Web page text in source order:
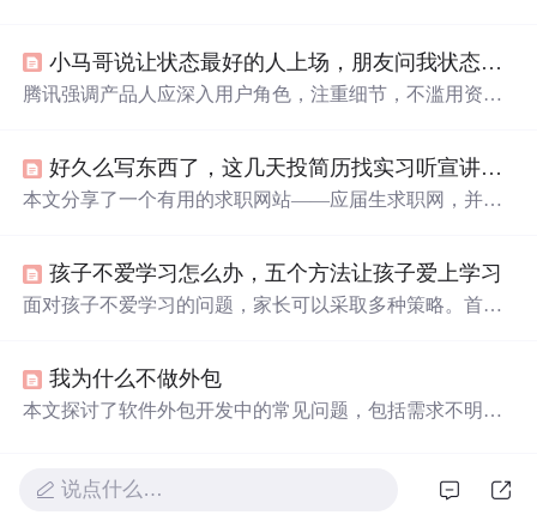
流失。真正的良性职场应建立在价值认同与共赢基础上，
通过有效激励满足员工多元需求，而非依赖单方面奉献。
小马哥说让状态最好的人上场，朋友问我状态怎样？
腾讯强调产品人应深入用户角色，注重细节，不滥用资
好久么写东西了，这几天投简历找实习听宣讲疯特了呀，搞得自己
本文分享了一个有用的求职网站——应届生求职网，并总
孩子不爱学习怎么办，五个方法让孩子爱上学习
面对孩子不爱学习的问题，家长可以采取多种策略。首
外，鼓励孩子体验学习成就，增强自信心，同时了解孩子
内心，解决他们学习中的困扰。通过这些方法，孩子可能
我为什么不做外包
本文探讨了软件外包开发中的常见问题，包括需求不明
说点什么…